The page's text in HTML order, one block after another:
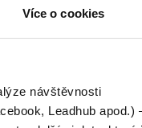
Více o cookies
návštěvnosti
Leadhub
řešení